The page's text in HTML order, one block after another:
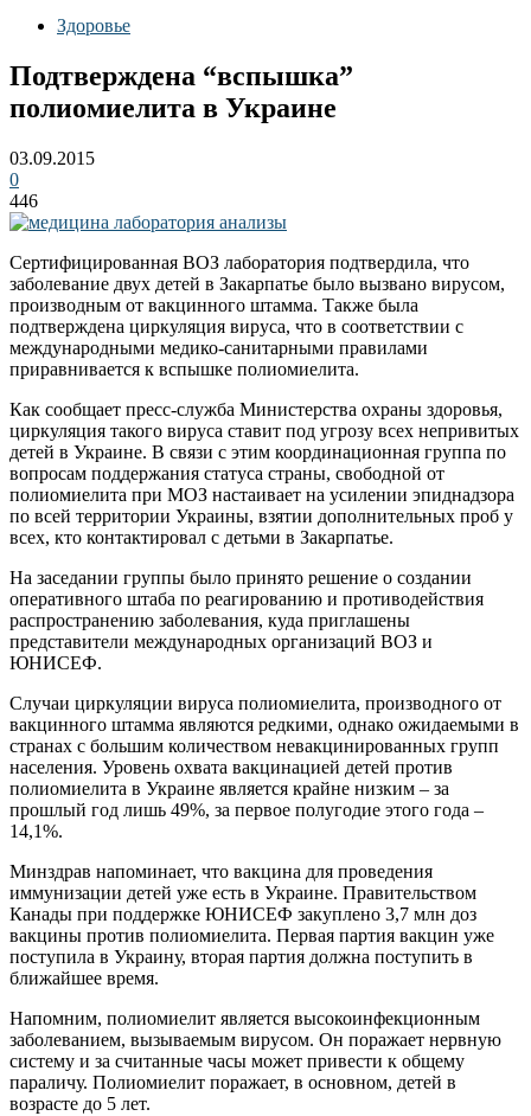
Здоровье
Подтверждена “вспышка”
полиомиелита в Украине
03.09.2015
0
446
Сертифицированная ВОЗ лаборатория подтвердила, что
заболевание двух детей в Закарпатье было вызвано вирусом,
производным от вакцинного штамма. Также была
подтверждена циркуляция вируса, что в соответствии с
международными медико-санитарными правилами
приравнивается к вспышке полиомиелита.
Как сообщает пресс-служба Министерства охраны здоровья,
циркуляция такого вируса ставит под угрозу всех непривитых
детей в Украине. В связи с этим координационная группа по
вопросам поддержания статуса страны, свободной от
полиомиелита при МОЗ настаивает на усилении эпиднадзора
по всей территории Украины, взятии дополнительных проб у
всех, кто контактировал с детьми в Закарпатье.
На заседании группы было принято решение о создании
оперативного штаба по реагированию и противодействия
распространению заболевания, куда приглашены
представители международных организаций ВОЗ и
ЮНИСЕФ.
Случаи циркуляции вируса полиомиелита, производного от
вакцинного штамма являются редкими, однако ожидаемыми в
странах с большим количеством невакцинированных групп
населения. Уровень охвата вакцинацией детей против
полиомиелита в Украине является крайне низким – за
прошлый год лишь 49%, за первое полугодие этого года –
14,1%.
Минздрав напоминает, что вакцина для проведения
иммунизации детей уже есть в Украине. Правительством
Канады при поддержке ЮНИСЕФ закуплено 3,7 млн доз
вакцины против полиомиелита. Первая партия вакцин уже
поступила в Украину, вторая партия должна поступить в
ближайшее время.
Напомним, полиомиелит является высокоинфекционным
заболеванием, вызываемым вирусом. Он поражает нервную
систему и за считанные часы может привести к общему
параличу. Полиомиелит поражает, в основном, детей в
возрасте до 5 лет.